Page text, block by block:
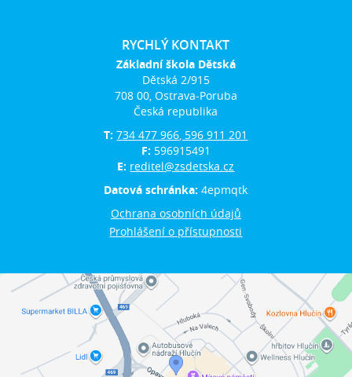
RYCHLÝ KONTAKT
Základní škola Dětská
Dětská 2/915
708 00, Ostrava-Poruba
Česká republika
T:734 477 966, 596 911 201
F: 596915491
E: reditel@zsdetska.cz
Datová schránka:4epmqtk
Ochrana osobních údajů
Prohlášení o přístupnosti